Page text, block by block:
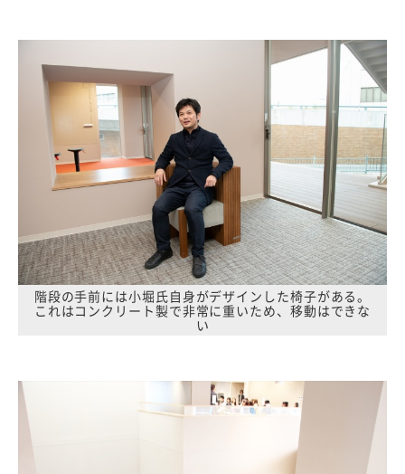
階段の手前には小堀氏自身がデザインした椅子がある。
これはコンクリート製で非常に重いため、移動はできな
い